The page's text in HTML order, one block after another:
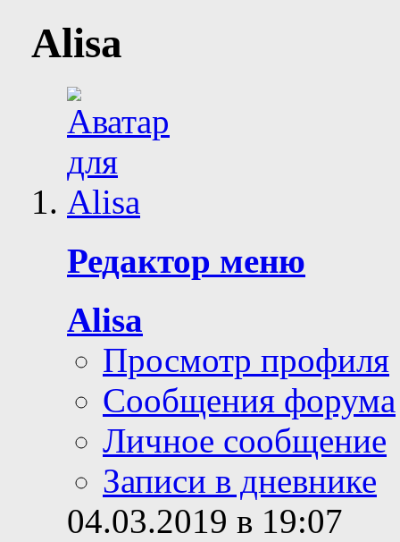
Alisa
Редактор меню
Alisa
Просмотр профиля
Сообщения форума
Личное сообщение
Записи в дневнике
04.03.2019 в 19:07